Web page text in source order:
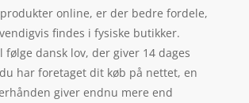
online, er der bedre fordele,
findes i fysiske butikker.
følge dansk lov, der giver 14 dages
har foretaget dit køb på nettet, en
giver endnu mere end